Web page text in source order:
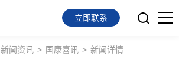
立即联系
新闻资讯 > 国康喜讯 > 新闻详情